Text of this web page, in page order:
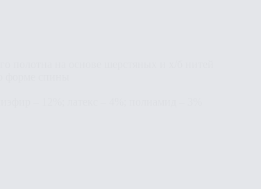
полотна на основе шерстяных и х/б нитей
форме спины
– 12%; латекс – 4%; полиамид – 3%